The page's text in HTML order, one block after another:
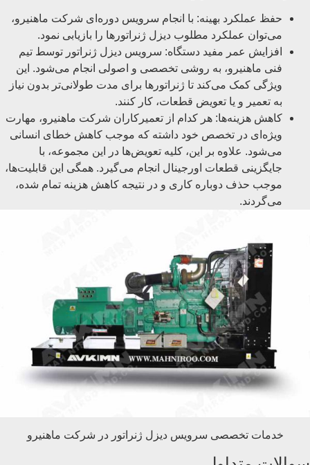
حفظ عملکرد بهینه: با انجام سرویس دوره‌ای شرکت ماهنیرو،
می‌توان عملکرد مطلوب دیزل ژنراتورها را بازیابی نمود.
افزایش عمر مفید دستگاه: سرویس دیزل ژنراتور توسط تیم
فنی ماهنیرو، به روشی تخصصی و اصولی انجام می‌شود. این
ویژگی کمک می‌کند تا ژنراتورها برای مدت طولانی‌تر بدون نیاز
به تعمیر و یا تعویض قطعات، کار کنند.
کاهش هزینه‌ها: هر کدام از تعمیرکاران شرکت ماهنیرو، مهارت
ویژه‌ای در تخصص خود داشته که موجب کاهش خطای انسانی
می‌شود. علاوه بر این، کلیه تعویض‌ها در این مجموعه، با
جایگزینی قطعات اورجینال انجام می‌گیرد. همگی این قابلیت‌ها،
موجب حذف دوباره کاری و در نتیجه کاهش هزینه تمام شده،
می‌گردند.
خدمات تخصصی سرویس دیزل ژنراتور در شرکت ماهنیرو